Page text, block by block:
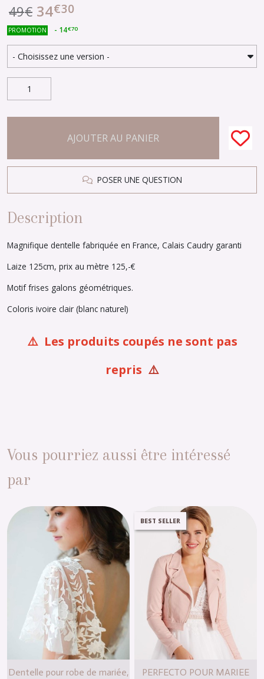
49€ 34€30
PROMOTION - 14€70
AJOUTER AU PANIER
POSER UNE QUESTION
Description
Magnifique dentelle fabriquée en France, Calais Caudry garanti
Laize 125cm, prix au mètre 125,-€
Motif frises galons géométriques.
Coloris ivoire clair (blanc naturel)
⚠️ Les produits coupés ne sont pas
repris ⚠️
Vous pourriez aussi être intéressé
par
Dentelle pour robe de mariée,
BEST SELLER
PERFECTO POUR MARIEE